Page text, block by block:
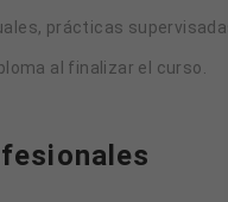
prácticas
al finalizar el curso.